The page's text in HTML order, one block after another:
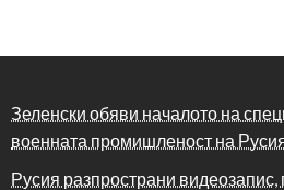
Зеленски обяви началото на
военната промишленост на
Русия разпространи